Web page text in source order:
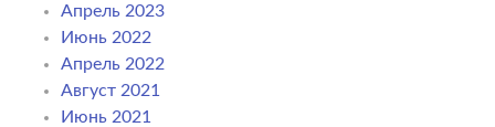
Апрель 2023
Июнь 2022
Апрель 2022
Август 2021
Июнь 2021